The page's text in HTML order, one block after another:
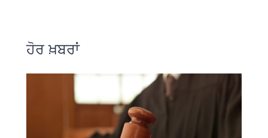
o
o
k
p
p
ਹੋਰ ਖ਼ਬਰਾਂ